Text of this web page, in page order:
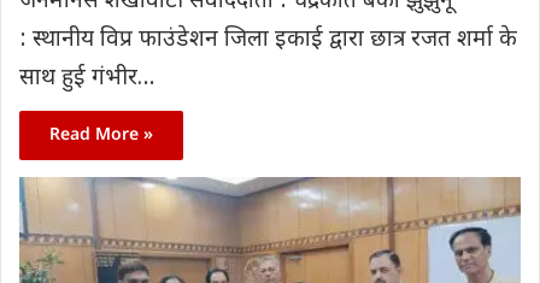
: स्थानीय विप्र फाउंडेशन जिला इकाई द्वारा छात्र रजत शर्मा के
साथ हुई गंभीर…
Read More »